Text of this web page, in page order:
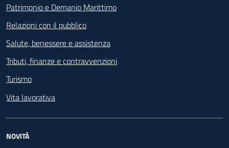
Patrimonio e Demanio Marittimo
Relazioni con il pubblico
Salute, benessere e assistenza
Tributi, finanze e contravvenzioni
Turismo
Vita lavorativa
NOVITÀ